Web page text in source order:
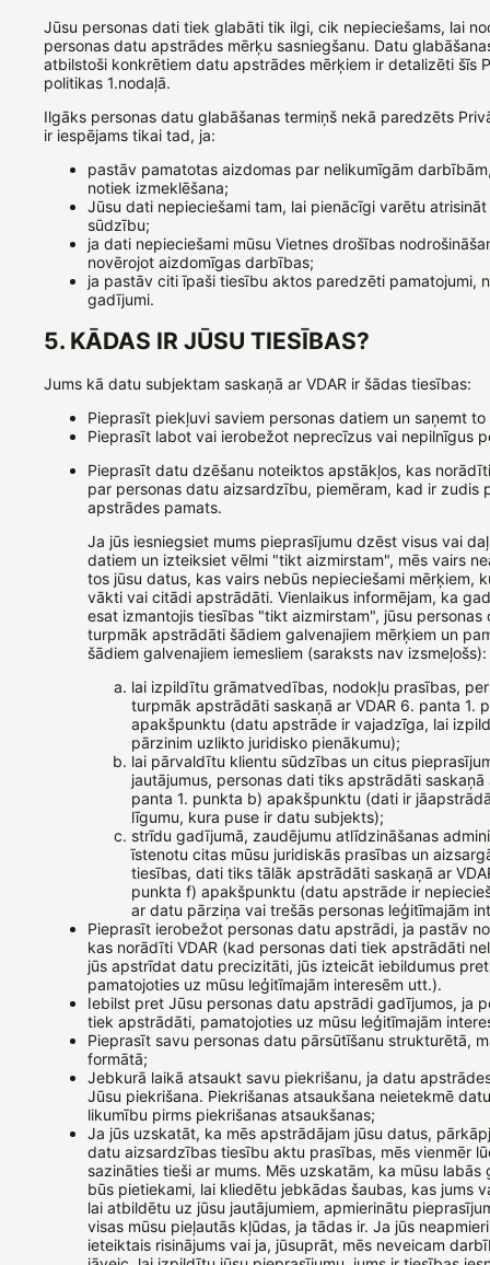
Jūsu personas dati tiek glabāti tik ilgi, cik nepieciešams, lai
personas datu apstrādes mērķu sasniegšanu. Datu
atbilstoši konkrētiem datu apstrādes mērķiem ir detalizēti šīs
politikas 1.nodaļā.
Ilgāks personas datu glabāšanas termiņš nekā paredzēts
ir iespējams tikai tad, ja:
pastāv pamatotas aizdomas par nelikumīgām
notiek izmeklēšana;
Jūsu dati nepieciešami tam, lai pienācīgi varētu
sūdzību;
ja dati nepieciešami mūsu Vietnes drošības
novērojot aizdomīgas darbības;
ja pastāv citi īpaši tiesību aktos paredzēti pamatojumi,
gadījumi.
5. KĀDAS IR JŪSU TIESĪBAS?
Jums kā datu subjektam saskaņā ar VDAR ir šādas tiesības:
Pieprasīt piekļuvi saviem personas datiem un saņemt to
Pieprasīt labot vai ierobežot neprecīzus vai nepilnīgus
Pieprasīt datu dzēšanu noteiktos apstākļos, kas
par personas datu aizsardzību, piemēram, kad ir zudis
apstrādes pamats.
Ja jūs iesniegsiet mums pieprasījumu dzēst visus vai
datiem un izteiksiet vēlmi "tikt aizmirstam", mēs vairs
tos jūsu datus, kas vairs nebūs nepieciešami mērķiem,
vākti vai citādi apstrādāti. Vienlaikus informējam, ka
esat izmantojis tiesības "tikt aizmirstam", jūsu
turpmāk apstrādāti šādiem galvenajiem mērķiem un
šādiem galvenajiem iemesliem (saraksts nav izsmeļošs):
lai izpildītu grāmatvedības, nodokļu prasības,
turpmāk apstrādāti saskaņā ar VDAR 6. panta 1.
apakšpunktu (datu apstrāde ir vajadzīga, lai
pārzinim uzlikto juridisko pienākumu);
lai pārvaldītu klientu sūdzības un citus
jautājumus, personas dati tiks apstrādāti saskaņā
panta 1. punkta b) apakšpunktu (dati ir
līgumu, kura puse ir datu subjekts);
strīdu gadījumā, zaudējumu atlīdzināšanas
īstenotu citas mūsu juridiskās prasības un
tiesības, dati tiks tālāk apstrādāti saskaņā ar
punkta f) apakšpunktu (datu apstrāde ir
ar datu pārziņa vai trešās personas leģitīmajām
Pieprasīt ierobežot personas datu apstrādi, ja pastāv
kas norādīti VDAR (kad personas dati tiek apstrādāti
jūs apstrīdat datu precizitāti, jūs izteicāt iebildumus
pamatojoties uz mūsu leģitīmajām interesēm utt.).
Iebilst pret Jūsu personas datu apstrādi gadījumos, ja
tiek apstrādāti, pamatojoties uz mūsu leģitīmajām
Pieprasīt savu personas datu pārsūtīšanu strukturētā,
formātā;
Jebkurā laikā atsaukt savu piekrišanu, ja datu
Jūsu piekrišana. Piekrišanas atsaukšana neietekmē
likumību pirms piekrišanas atsaukšanas;
Ja jūs uzskatāt, ka mēs apstrādājam jūsu datus,
datu aizsardzības tiesību aktu prasības, mēs vienmēr
sazināties tieši ar mums. Mēs uzskatām, ka mūsu labās
būs pietiekami, lai kliedētu jebkādas šaubas, kas jums
lai atbildētu uz jūsu jautājumiem, apmierinātu
visas mūsu pieļautās kļūdas, ja tādas ir. Ja jūs
ieteiktais risinājums vai ja, jūsuprāt, mēs neveicam